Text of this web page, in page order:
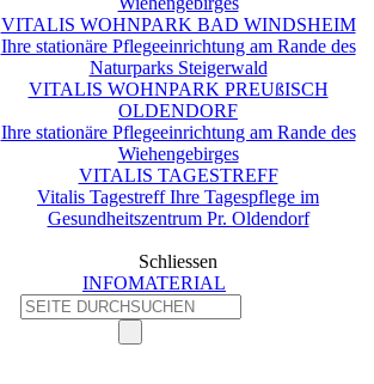
VITALIS WOHNPARK BAD WINDSHEIM
Ihre stationäre Pflegeeinrichtung am Rande des
Naturparks Steigerwald
VITALIS WOHNPARK PREUßISCH
OLDENDORF
Ihre stationäre Pflegeeinrichtung am Rande des
Wiehengebirges
VITALIS TAGESTREFF
Vitalis Tagestreff Ihre Tagespflege im
Gesundheitszentrum Pr. Oldendorf
Schliessen
INFOMATERIAL